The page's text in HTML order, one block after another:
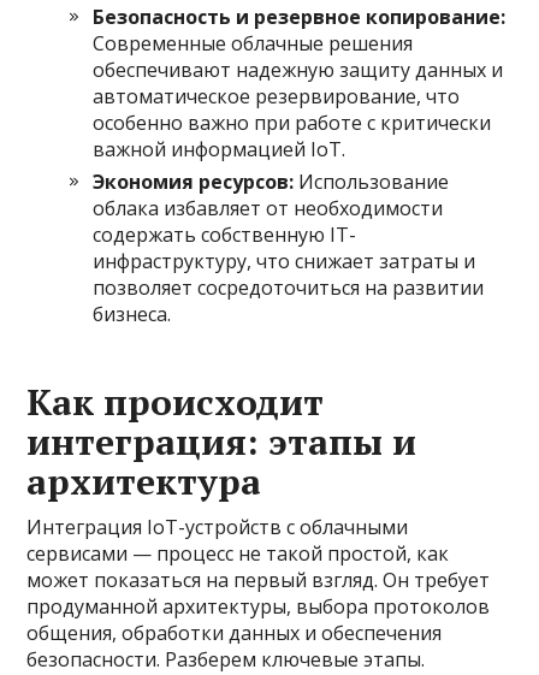
Безопасность и резервное копирование:
Современные облачные решения
обеспечивают надежную защиту данных и
автоматическое резервирование, что
особенно важно при работе с критически
важной информацией IoT.
Экономия ресурсов: Использование
облака избавляет от необходимости
содержать собственную IT-
инфраструктуру, что снижает затраты и
позволяет сосредоточиться на развитии
бизнеса.
Как происходит
интеграция: этапы и
архитектура
Интеграция IoT-устройств с облачными
сервисами — процесс не такой простой, как
может показаться на первый взгляд. Он требует
продуманной архитектуры, выбора протоколов
общения, обработки данных и обеспечения
безопасности. Разберем ключевые этапы.